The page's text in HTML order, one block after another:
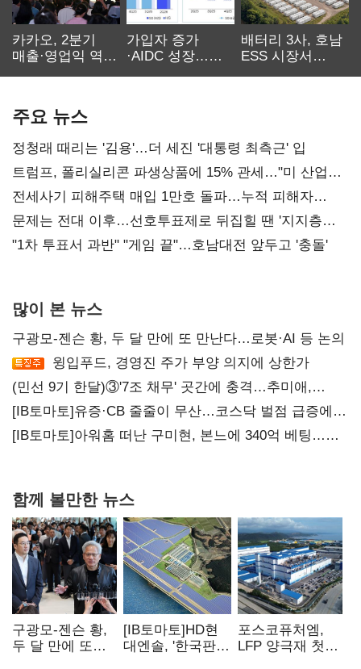
카카오, 2분기
매출·영업익 역대
가입자 증가
·AIDC 성장…
배터리 3사, 호남
ESS 시장서
주요 뉴스
정청래 때리는 '김용'…더 세진 '대통령 최측근' 입
트럼프, 폴리실리콘 파생상품에 15% 관세…"미 산업
재건"
전세사기 피해주택 매입 1만호 돌파…누적 피해자
4만278명
문제는 전대 이후…선호투표제로 뒤집힐 땐 '지지층
불복'
"1차 투표서 과반" "게임 끝"…호남대전 앞두고 '충돌'
많이 본 뉴스
구광모-젠슨 황, 두 달 만에 또 만난다…로봇·AI 등 논의
윙입푸드, 경영진 주가 부양 의지에 상한가
(민선 9기 한달)③'7조 채무' 곳간에 충격…추미애,
20년만에 '비상재정' 선언 승부수
[IB토마토]유증·CB 줄줄이 무산…코스닥 벌점 급증에
상폐 압박
[IB토마토]아워홈 떠난 구미현, 본느에 340억 베팅…
함께 볼만한 뉴스
구광모-젠슨 황,
두 달 만에 또
[IB토마토]HD현
대엔솔, '한국판
포스코퓨처엠,
LFP 양극재 첫